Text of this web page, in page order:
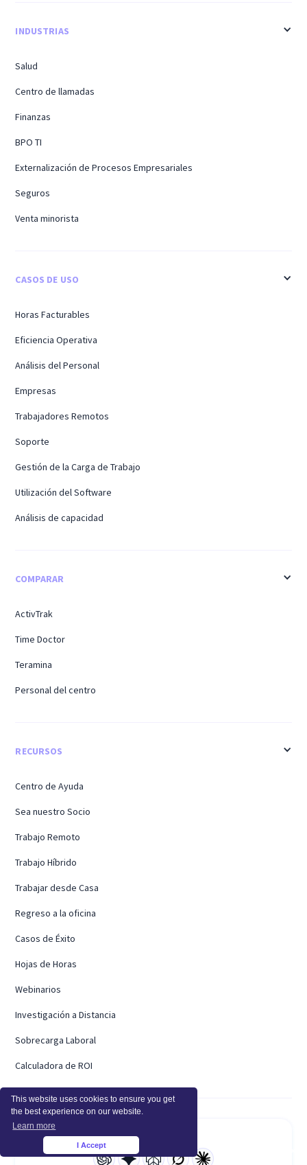
This website uses cookies to ensure you get
the best experience on our website.
Learn more
I Accept
INDUSTRIAS
Salud
Centro de llamadas
Finanzas
BPO TI
Externalización de Procesos Empresariales
Seguros
Venta minorista
CASOS DE USO
Horas Facturables
Eficiencia Operativa
Análisis del Personal
Empresas
Trabajadores Remotos
Soporte
Gestión de la Carga de Trabajo
Utilización del Software
Análisis de capacidad
COMPARAR
ActivTrak
Time Doctor
Teramina
Personal del centro
RECURSOS
Centro de Ayuda
Sea nuestro Socio
Trabajo Remoto
Trabajo Híbrido
Trabajar desde Casa
Regreso a la oficina
Casos de Éxito
Hojas de Horas
Webinarios
Investigación a Distancia
Sobrecarga Laboral
Calculadora de ROI
Resume con IA